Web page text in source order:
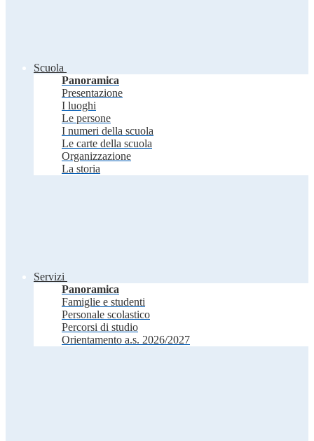
Scuola
Panoramica
Presentazione
I luoghi
Le persone
I numeri della scuola
Le carte della scuola
Organizzazione
La storia
Servizi
Panoramica
Famiglie e studenti
Personale scolastico
Percorsi di studio
Orientamento a.s. 2026/2027